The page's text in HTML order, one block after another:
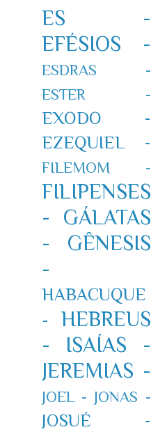
ES -
EFÉSIOS -
ESDRAS -
ESTER -
EXODO -
EZEQUIEL -
FILEMOM -
FILIPENSES
-
GÁLATAS
-
GÊNESIS
-
HABACUQUE
-
HEBREUS
-
ISAÍAS -
JEREMIAS -
JOEL - JONAS -
JOSUÉ -